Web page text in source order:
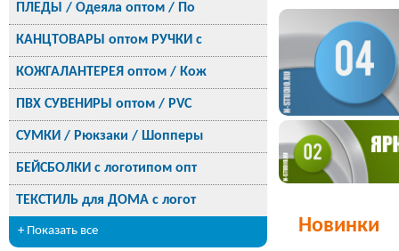
ПЛЕДЫ / Одеяла оптом / По
КАНЦТОВАРЫ оптом РУЧКИ с
КОЖГАЛАНТЕРЕЯ оптом / Кож
ПВХ СУВЕНИРЫ оптом / PVC
СУМКИ / Рюкзаки / Шопперы
БЕЙСБОЛКИ с логотипом опт
ТЕКСТИЛЬ для ДОМА с логот
+ Показать все Новинки